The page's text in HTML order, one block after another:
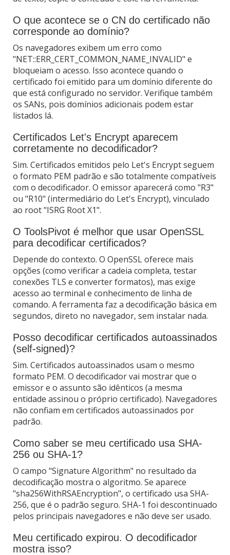
O que acontece se o CN do certificado não
corresponde ao domínio?
Os navegadores exibem um erro como
"NET::ERR_CERT_COMMON_NAME_INVALID" e
bloqueiam o acesso. Isso acontece quando o
certificado foi emitido para um domínio diferente do
que está configurado no servidor. Verifique também
os SANs, pois domínios adicionais podem estar
listados lá.
Certificados Let's Encrypt aparecem
corretamente no decodificador?
Sim. Certificados emitidos pelo Let's Encrypt seguem
o formato PEM padrão e são totalmente compatíveis
com o decodificador. O emissor aparecerá como "R3"
ou "R10" (intermediário do Let's Encrypt), vinculado
ao root "ISRG Root X1".
O ToolsPivot é melhor que usar OpenSSL
para decodificar certificados?
Depende do contexto. O OpenSSL oferece mais
opções (como verificar a cadeia completa, testar
conexões TLS e converter formatos), mas exige
acesso ao terminal e conhecimento de linha de
comando. A ferramenta faz a decodificação básica em
segundos, direto no navegador, sem instalar nada.
Posso decodificar certificados autoassinados
(self-signed)?
Sim. Certificados autoassinados usam o mesmo
formato PEM. O decodificador vai mostrar que o
emissor e o assunto são idênticos (a mesma
entidade assinou o próprio certificado). Navegadores
não confiam em certificados autoassinados por
padrão.
Como saber se meu certificado usa SHA-
256 ou SHA-1?
O campo "Signature Algorithm" no resultado da
decodificação mostra o algoritmo. Se aparece
"sha256WithRSAEncryption", o certificado usa SHA-
256, que é o padrão seguro. SHA-1 foi descontinuado
pelos principais navegadores e não deve ser usado.
Meu certificado expirou. O decodificador
mostra isso?